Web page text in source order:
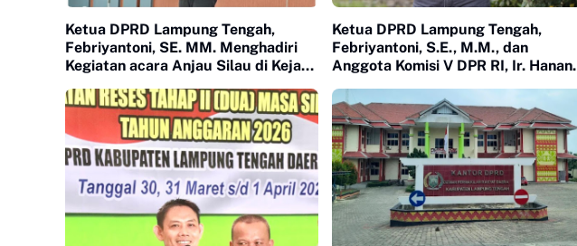
Ketua DPRD Lampung Tengah,
Febriyantoni, SE. MM. Menghadiri
Kegiatan acara Anjau Silau di Kejari
Ketua DPRD Lampung Tengah,
Febriyantoni, S.E., M.M., dan
Anggota Komisi V DPR RI, Ir. Hanan
Partai Golkar Propinsi Lampung
meninjau langsung jalan di Kampung
Putra Buyut, Kecamatan Gunung
Sugih.